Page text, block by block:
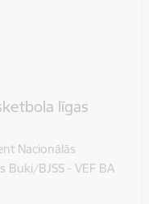
līgas
Nacionālās
Buki/BJSS - VEF BA